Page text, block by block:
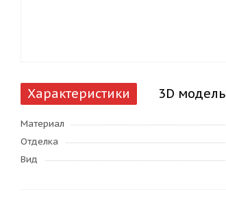
Характеристики 3D модель
Материал
Отделка
Вид